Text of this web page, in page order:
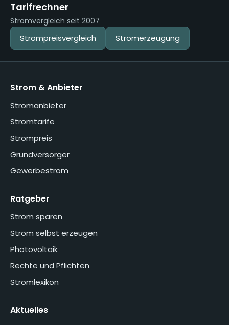
Tarifrechner
Stromvergleich seit 2007
Strompreisvergleich Stromerzeugung
Strom & Anbieter
Stromanbieter
Stromtarife
Strompreis
Grundversorger
Gewerbestrom
Ratgeber
Strom sparen
Strom selbst erzeugen
Photovoltaik
Rechte und Pflichten
Stromlexikon
Aktuelles